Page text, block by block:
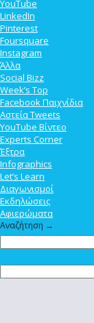
YouTube
LinkedIn
Pinterest
Foursquare
Instagram
Άλλα
Social Bizz
Week’s Top
Facebook Παιχνίδια
Αστεία Tweets
YouTube Βίντεο
Experts Corner
Έξτρα
Infographics
Let’s Learn
Διαγωνισμοί
Εκδηλώσεις
Αφιερώματα
Αναζήτηση →